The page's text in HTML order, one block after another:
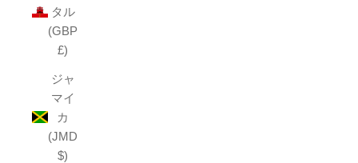
タル
(GBP
£)
ジャ
マイ
カ
(JMD
$)